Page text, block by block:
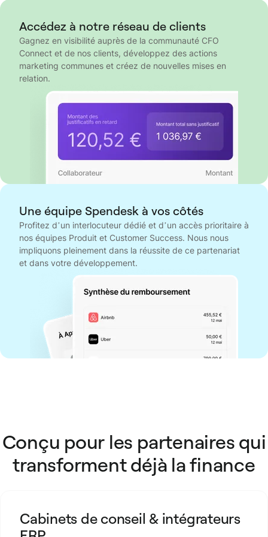
Accédez à notre réseau de clients
Gagnez en visibilité auprès de la communauté CFO
Connect et de nos clients, développez des actions
marketing communes et créez de nouvelles mises en
relation.
Une équipe Spendesk à vos côtés
Profitez d’un interlocuteur dédié et d’un accès prioritaire à
nos équipes Produit et Customer Success. Nous nous
impliquons pleinement dans la réussite de ce partenariat
et dans votre développement.
Conçu pour les partenaires qui
transforment déjà la finance
Cabinets de conseil & intégrateurs
DAF externalisés et consultants
Fonds d’investissement et Venture
Partenaires technologiques